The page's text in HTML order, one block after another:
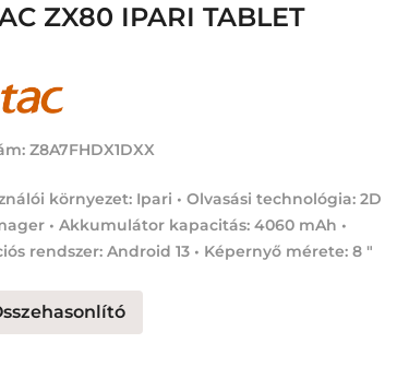
ZX80 IPARI TABLET
Z8A7FHDX1DXX
környezet: Ipari • Olvasási technológia: 2D
• Akkumulátor kapacitás: 4060 mAh •
rendszer: Android 13 • Képernyő mérete: 8 "